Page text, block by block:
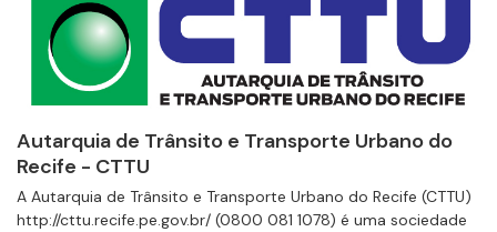
Autarquia de Trânsito e Transporte Urbano do
Recife - CTTU
A Autarquia de Trânsito e Transporte Urbano do Recife (CTTU)
http://cttu.recife.pe.gov.br/ (0800 081 1078) é uma sociedade